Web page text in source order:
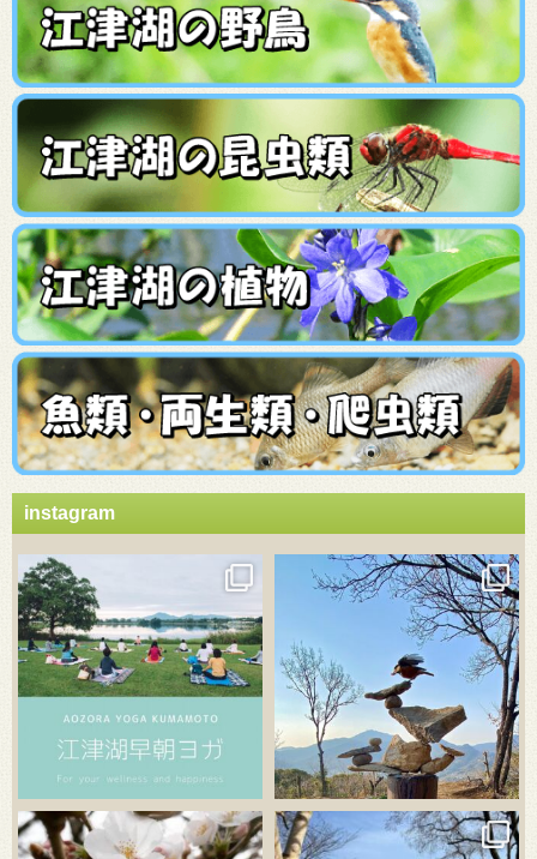
instagram
3月 20
3月 18
3月 18